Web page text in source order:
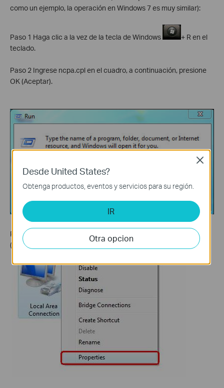
como un ejemplo, la operación en Windows 7 es muy similar):
Paso 1 Haga clic a la vez de la tecla de Windows
+ R en el
teclado.
Paso 2 Ingrese ncpa.cpl en el cuadro, a continuación, presione
OK (Aceptar).
Paso 3 Seleccione la conexión, haga clic derecho y seleccione
(Properties) Propiedades.
Desde United States?
Obtenga productos, eventos y servicios para su región.
IR
Otra opcion
Close